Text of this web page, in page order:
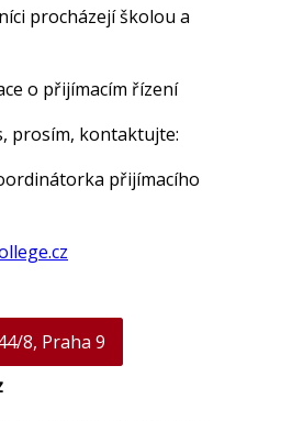
procházejí školou a
o přijímacím řízení
prosím, kontaktujte:
přijímacího
8, Praha 9